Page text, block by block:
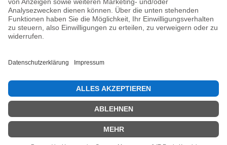
Unsere Prüfsiegel